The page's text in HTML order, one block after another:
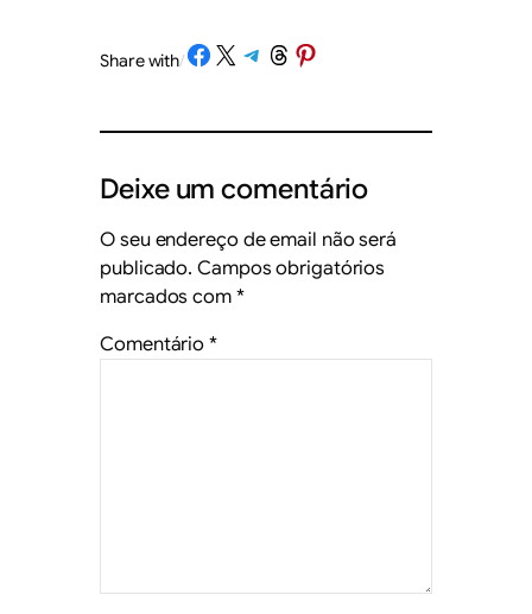
Share with/Share on Facebook
Share on X Share on Telegram
Share on Threads
Share on Pinterest
Deixe um comentário
O seu endereço de email não será
publicado. Campos obrigatórios
marcados com *
Comentário*